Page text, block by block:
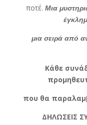
ποτέ.Μια
μια σειρά από
Κάθε
που θα
ΔΗΛΩΣΕΙΣ